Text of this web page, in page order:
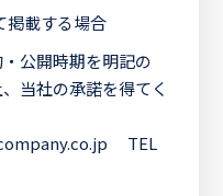
掲載する場合
公開時期を明記の
当社の承諾を得てく
TEL